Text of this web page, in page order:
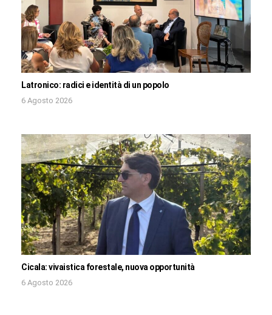
Latronico: radici e identità di un popolo
6 Agosto 2026
Cicala: vivaistica forestale, nuova opportunità
6 Agosto 2026